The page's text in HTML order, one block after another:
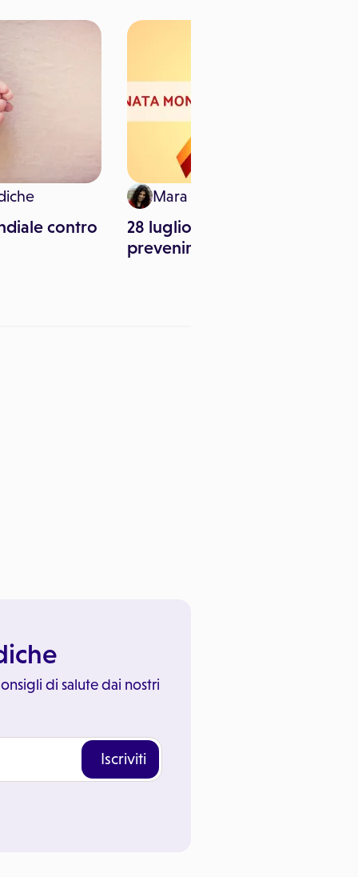
contro
Mara Pitari
28 luglio: conoscere e
prevenire l'epatite
di salute dai nostri
Iscriviti